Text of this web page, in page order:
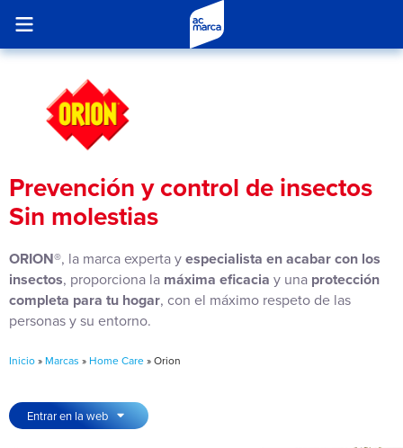
Prevención y control de insectos
Sin molestias
ORION®, la marca experta yespecialista en acabar con los
insectos, proporciona la máxima eficacia y una protección
completa para tu hogar, con el máximo respeto de las
personas y su entorno.
Inicio» Marcas » Home Care»Orion
Entrar en la web